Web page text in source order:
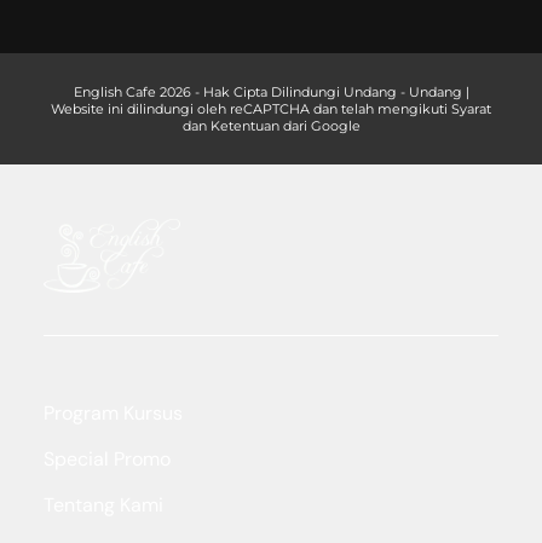
English Cafe 2026 - Hak Cipta Dilindungi Undang - Undang |
Website ini dilindungi oleh reCAPTCHA dan telah mengikuti Syarat
dan Ketentuan dari Google